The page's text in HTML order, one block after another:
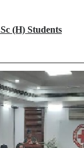
(H) Students